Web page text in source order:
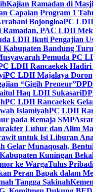
Kajian Ramadan di
Capaian Program 1
BojongloaPC LDII
Ramadan, PAC LDII
LDII Ikuti Pengajian
Bandung
Pemuda PC
LDII Rancaekek Hadiri
PC LDII Majalaya
“Gigih Preneur”
Haq LDII Sukasari
PC LDII Rancaekek
IslamiyahPC LDII
pada Remaja SMP
Luhur dan Alim
untuk Isi Liburan
Gelar Munaqosah,
Kuningan
ke WargaTulus
Peran Bapak dalam
Tangga Sakinah